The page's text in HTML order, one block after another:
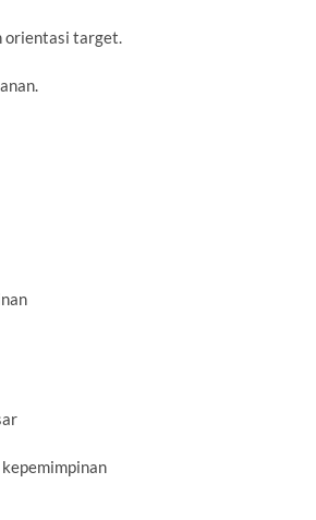
orientasi target.